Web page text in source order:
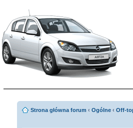
Strona główna forum ‹ Ogólne ‹ Off-